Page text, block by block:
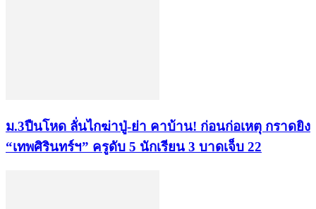
ม.3ปืนโหด ลั่นไกฆ่าปู่-ย่า คาบ้าน! ก่อนก่อเหตุ กราดยิง
“เทพศิรินทร์ฯ” ครูดับ 5 นักเรียน 3 บาดเจ็บ 22